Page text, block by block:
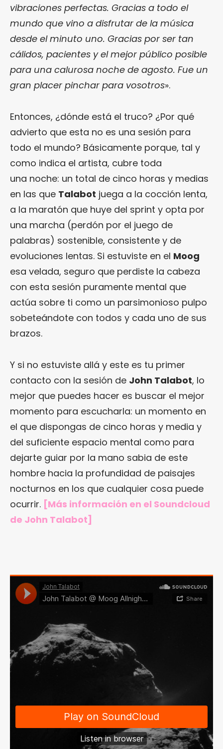
vibraciones perfectas. Gracias a todo el
mundo que vino a disfrutar de la música
desde el minuto uno. Gracias por ser tan
cálidos, pacientes y el mejor público posible
para una calurosa noche de agosto. Fue un
gran placer pinchar para vosotros».
Entonces, ¿dónde está el truco? ¿Por qué
advierto que esta no es una sesión para
todo el mundo? Básicamente porque, tal y
como indica el artista, cubre toda
una noche: un total de cinco horas y medias
en las que Talabot juega a la cocción lenta,
a la maratón que huye del sprint y opta por
una marcha (perdón por el juego de
palabras) sostenible, consistente y de
evoluciones lentas. Si estuviste en el Moog
esa velada, seguro que perdiste la cabeza
con esta sesión puramente mental que
actúa sobre ti como un parsimonioso pulpo
sobeteándote con todos y cada uno de sus
brazos.
Y si no estuviste allá y este es tu primer
contacto con la sesión de John Talabot, lo
mejor que puedes hacer es buscar el mejor
momento para escucharla: un momento en
el que dispongas de cinco horas y media y
del suficiente espacio mental como para
dejarte guiar por la mano sabia de este
hombre hacia la profundidad de paisajes
nocturnos en los que cualquier cosa puede
ocurrir. [Más información en el Soundcloud
de John Talabot]